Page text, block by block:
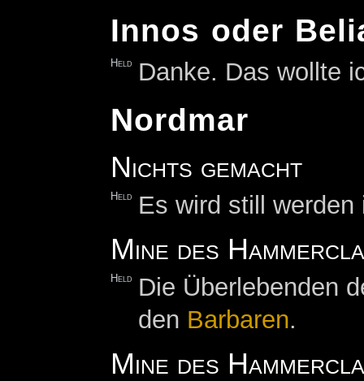
Innos oder
Held Danke. Das wollte
Nordmar
Nichts gemacht
Held Es wird still
Mine des
Held
Die Überlebenden
den Barbaren.
Mine des